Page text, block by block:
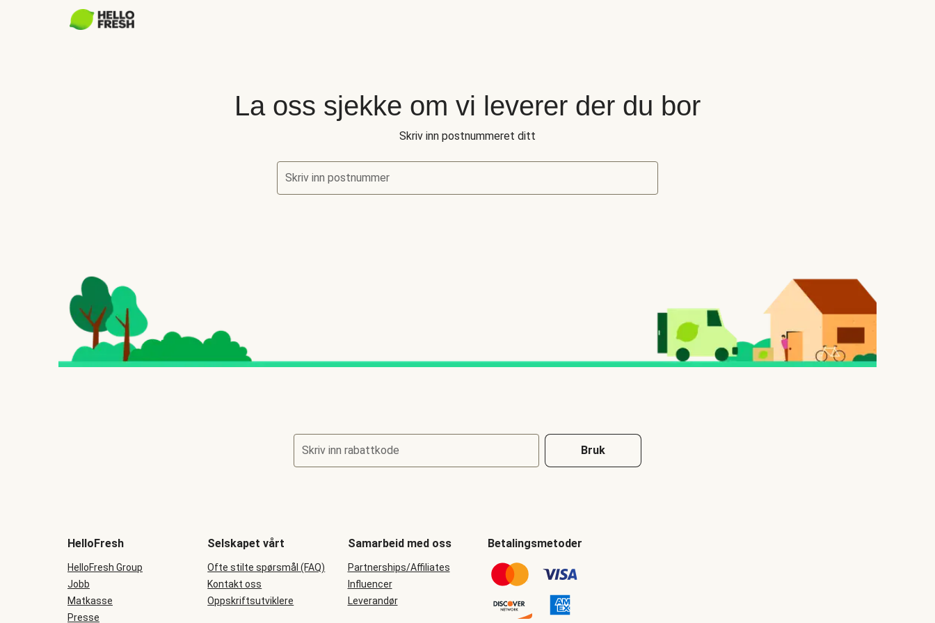
La oss sjekke om vi leverer der du bor
Skriv inn postnummeret ditt
Skriv inn postnummer
Skriv inn rabattkode Bruk
HelloFresh
HelloFresh Group
Jobb
Matkasse
Presse
Selskapet vårt
Ofte stilte spørsmål (FAQ)
Kontakt oss
Oppskriftsutviklere
Samarbeid med oss
Partnerships/Affiliates
Influencer
Leverandør
Betalingsmetoder